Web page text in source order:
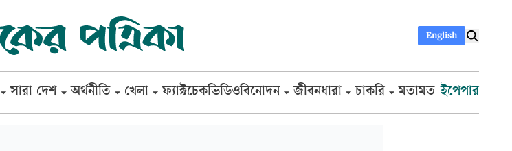
English
সারা দেশ অর্থনীতি খেলা ফ্যাক্টচেকভিডিওবিনোদন জীবনধারা চাকরি মতামত ইপেপার